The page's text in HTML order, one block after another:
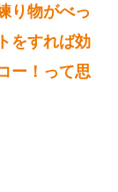
り物がべっ
をすれば効
ー！って思